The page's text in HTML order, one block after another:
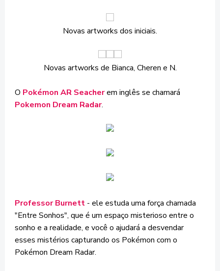
Novas artworks dos iniciais.
Novas artworks de Bianca, Cheren e N.
O Pokémon AR Seacherem inglês se chamará
Pokemon Dream Radar.
Professor Burnett - ele estuda uma força chamada
"Entre Sonhos", que é um espaço misterioso entre o
sonho e a realidade, e você o ajudará a desvendar
esses mistérios capturando os Pokémon com o
Pokémon Dream Radar.